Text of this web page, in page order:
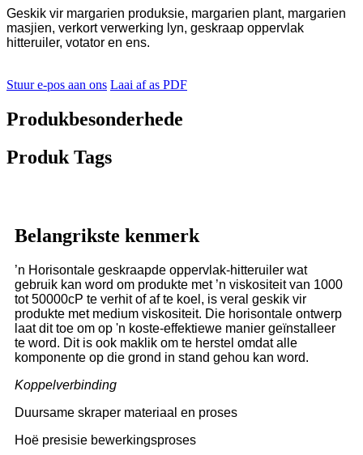
Geskik vir margarien produksie, margarien plant, margarien
masjien, verkort verwerking lyn, geskraap oppervlak
hitteruiler, votator en ens.
Stuur e-pos aan ons Laai af as PDF
Produkbesonderhede
Produk Tags
Belangrikste kenmerk
’n Horisontale geskraapde oppervlak-hitteruiler wat
gebruik kan word om produkte met ’n viskositeit van 1000
tot 50000cP te verhit of af te koel, is veral geskik vir
produkte met medium viskositeit. Die horisontale ontwerp
laat dit toe om op 'n koste-effektiewe manier geïnstalleer
te word. Dit is ook maklik om te herstel omdat alle
komponente op die grond in stand gehou kan word.
Koppelverbinding
Duursame skraper materiaal en proses
Hoë presisie bewerkingsproses